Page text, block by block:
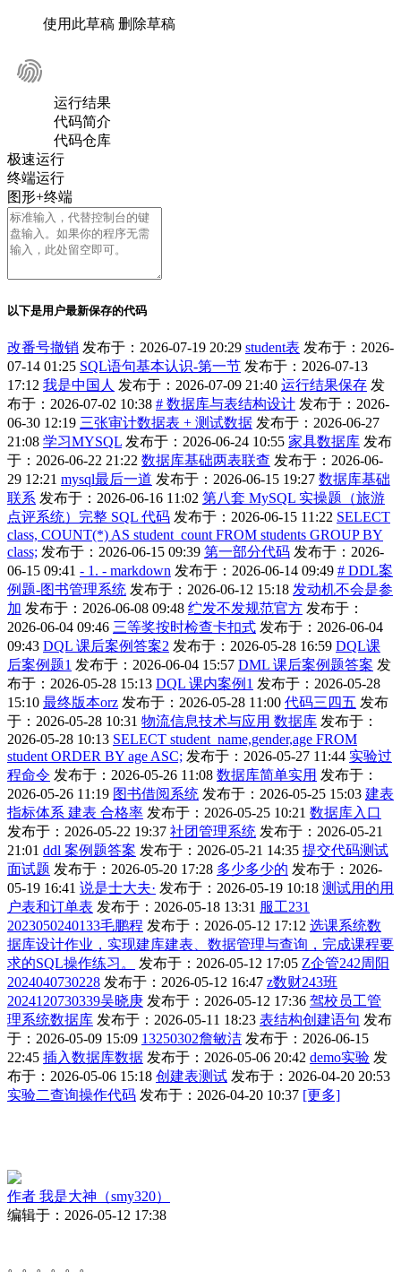
使用此草稿 删除草稿
运行结果
代码简介
代码仓库
极速运行
终端运行
图形+终端
以下是用户最新保存的代码
改番号撤销 发布于：2026-07-19 20:29 student表 发布于：2026-
07-14 01:25 SQL语句基本认识-第一节 发布于：2026-07-13
17:12 我是中国人 发布于：2026-07-09 21:40 运行结果保存 发
布于：2026-07-02 10:38 # 数据库与表结构设计 发布于：2026-
06-30 12:19 三张审计数据表 + 测试数据 发布于：2026-06-27
21:08 学习MYSQL 发布于：2026-06-24 10:55 家具数据库 发布
于：2026-06-22 21:22 数据库基础两表联查 发布于：2026-06-
29 12:21 mysql最后一道 发布于：2026-06-15 19:27 数据库基础
联系 发布于：2026-06-16 11:02 第八套 MySQL 实操题（旅游
点评系统）完整 SQL 代码 发布于：2026-06-15 11:22 SELECT
class, COUNT(*) AS student_count FROM students GROUP BY
class; 发布于：2026-06-15 09:39 第一部分代码 发布于：2026-
06-15 09:41 - 1. - markdown 发布于：2026-06-14 09:49 # DDL案
例题-图书管理系统 发布于：2026-06-12 15:18 发动机不会是参
加 发布于：2026-06-08 09:48 纻发不发规范官方 发布于：
2026-06-04 09:46 三等奖按时检查卡扣式 发布于：2026-06-04
09:43 DQL 课后案例答案2 发布于：2026-05-28 16:59 DQL课
后案例题1 发布于：2026-06-04 15:57 DML 课后案例题答案 发
布于：2026-05-28 15:13 DQL 课内案例1 发布于：2026-05-28
15:10 最终版本orz 发布于：2026-05-28 11:00 代码三四五 发布
于：2026-05-28 10:31 物流信息技术与应用 数据库 发布于：
2026-05-28 10:13 SELECT student_name,gender,age FROM
student ORDER BY age ASC; 发布于：2026-05-27 11:44 实验过
程命令 发布于：2026-05-26 11:08 数据库简单实用 发布于：
2026-05-26 11:19 图书借阅系统 发布于：2026-05-25 15:03 建表
指标体系 建表 合格率 发布于：2026-05-25 10:21 数据库入口
发布于：2026-05-22 19:37 社团管理系统 发布于：2026-05-21
21:01 ddl 案例题答案 发布于：2026-05-21 14:35 提交代码测试
面试题 发布于：2026-05-20 17:28 多少多少的 发布于：2026-
05-19 16:41 说是士大夫· 发布于：2026-05-19 10:18 测试用的用
户表和订单表 发布于：2026-05-18 13:31 服工231
2023050240133毛鹏程 发布于：2026-05-12 17:12 选课系统数
据库设计作业，实现建库建表、数据管理与查询，完成课程要
求的SQL操作练习。
发布于：2026-05-12 17:05 Z企管242周阳
2024040730228 发布于：2026-05-12 16:47 z数财243班
2024120730339吴晓庚 发布于：2026-05-12 17:36 驾校员工管
理系统数据库 发布于：2026-05-11 18:23 表结构创建语句 发布
于：2026-05-09 15:09 13250302詹敏洁 发布于：2026-06-15
22:45 插入数据库数据 发布于：2026-05-06 20:42 demo实验 发
布于：2026-05-06 15:18 创建表测试 发布于：2026-04-20 20:53
实验二查询操作代码 发布于：2026-04-20 10:37 [更多]
作者 我是大神（smy320）
编辑于：2026-05-12 17:38
。。。。。。